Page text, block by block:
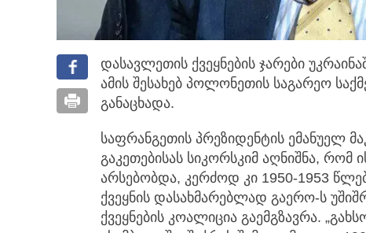
დასავლეთის ქვეყნების ჯარები
ამის შესახებ პოლონეთის საგარეო
განაცხადა.
საფრანგეთის პრეზიდენტის ემანუელ
გაკეთებისას სიკორსკიმ აღნიშნა, რომ
არსებობდა, კერძოდ კი 1950-1953
ქვეყნის დასახმარებლად გაერო-ს
ქვეყნების კოალიცია გაემგზავრა.